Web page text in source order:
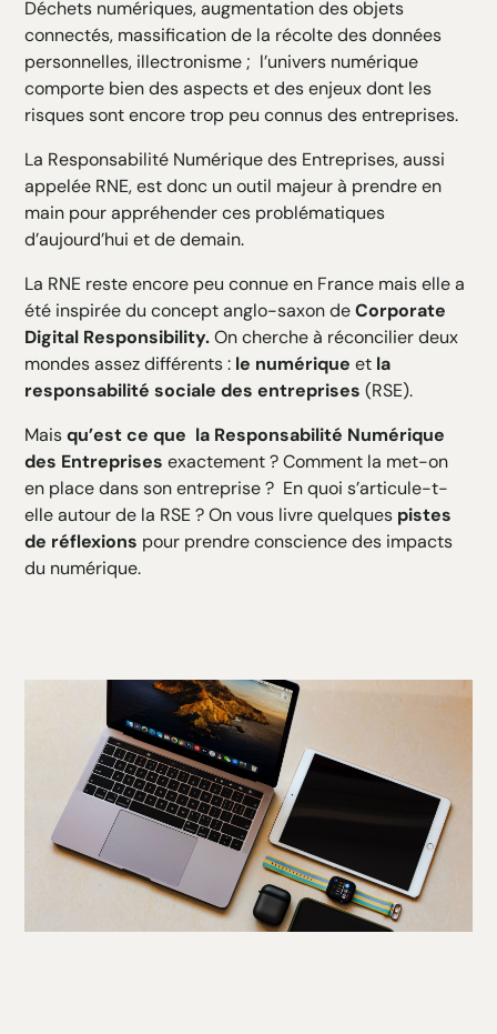
H3 Texte
H4 Texte
H5 Texte
H6 Texte
Déchets numériques, augmentation des objets
connectés, massification de la récolte des données
personnelles, illectronisme ; l’univers numérique
comporte bien des aspects et des enjeux dont les
risques sont encore trop peu connus des entreprises.
La Responsabilité Numérique des Entreprises, aussi
appelée RNE, est donc un outil majeur à prendre en
main pour appréhender ces problématiques
d’aujourd’hui et de demain.
La RNE reste encore peu connue en France mais elle a
été inspirée du concept anglo-saxon deCorporate
Digital Responsibility.On cherche à réconcilier deux
mondes assez différents : le numérique et la
responsabilité sociale des entreprises (RSE).
Maisqu’est ce que la Responsabilité Numérique
des Entreprises exactement ? Comment la met-on
en place dans son entreprise ? En quoi s’articule-t-
elle autour de la RSE ? On vous livre quelques pistes
de réflexions pour prendre conscience des impacts
du numérique.